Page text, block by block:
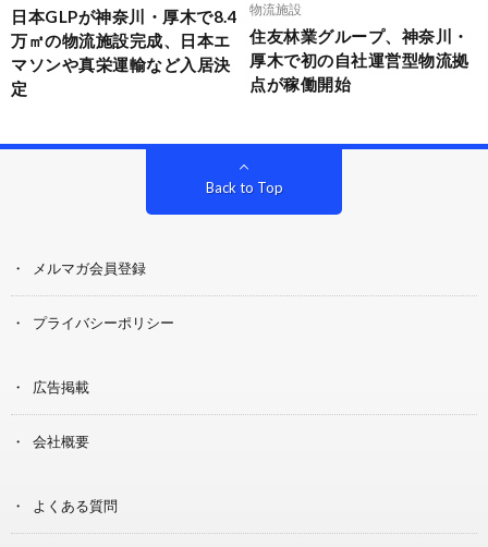
日本GLPが神奈川・厚木で8.4
万㎡の物流施設完成、日本エ
マソンや真栄運輸など入居決
定
物流施設
住友林業グループ、神奈川・
厚木で初の自社運営型物流拠
点が稼働開始
Back to Top
メルマガ会員登録
プライバシーポリシー
広告掲載
会社概要
よくある質問